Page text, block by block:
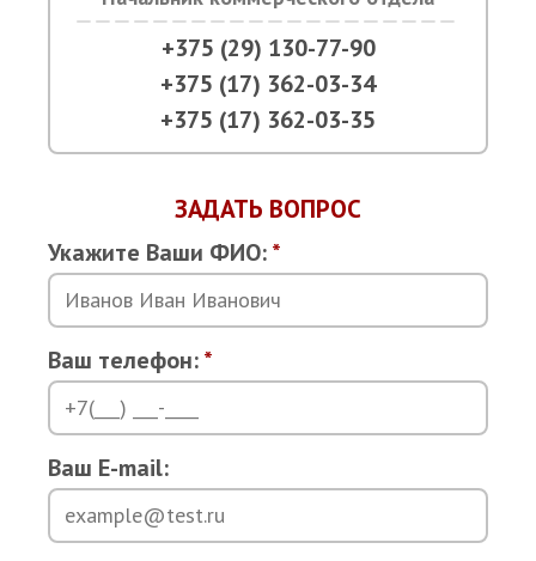
+375 (29) 130-77-90
+375 (17) 362-03-34
+375 (17) 362-03-35
ЗАДАТЬ ВОПРОС
Укажите Ваши ФИО:*
Ваш телефон:*
Ваш E-mail: